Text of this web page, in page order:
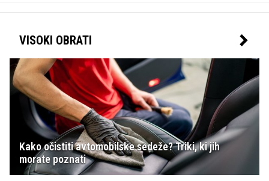
VISOKI OBRATI
Kako očistiti avtomobilske sedeže? Triki, ki jih
morate poznati